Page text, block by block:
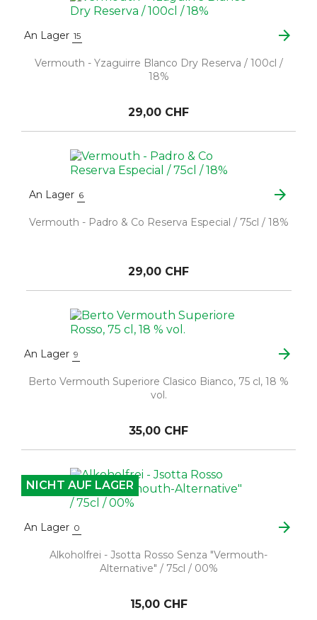
An Lager 15 arrow_forward
Vermouth - Yzaguirre Blanco Dry Reserva / 100cl /
18%
29,00 CHF
An Lager 6 arrow_forward
Vermouth - Padro & Co Reserva Especial / 75cl / 18%
29,00 CHF
An Lager 9 arrow_forward
Berto Vermouth Superiore Clasico Bianco, 75 cl, 18 %
vol.
35,00 CHF
An Lager 0 arrow_forward
Alkoholfrei - Jsotta Rosso Senza "Vermouth-
Alternative" / 75cl / 00%
15,00 CHF
NICHT AUF LAGER